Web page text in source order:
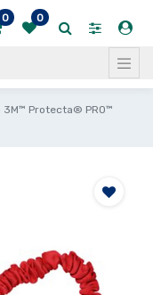
0 0
Protecta® PRO™